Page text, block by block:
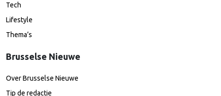
Tech
Lifestyle
Thema’s
Brusselse Nieuwe
Over Brusselse Nieuwe
Tip de redactie